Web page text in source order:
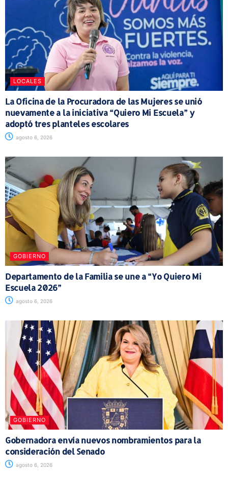
LOCALES
La Oficina de la Procuradora de las Mujeres se unió
nuevamente a la iniciativa “Quiero Mi Escuela” y
adoptó tres planteles escolares
agosto 6, 2026
GOBIERNO
Departamento de la Familia se une a “Yo Quiero Mi
Escuela 2026”
agosto 6, 2026
GOBIERNO
Gobernadora envía nuevos nombramientos para la
consideración del Senado
agosto 6, 2026